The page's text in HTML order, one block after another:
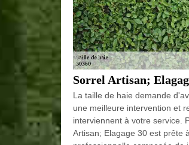
Sorrel Artisan;
La taille de haie demande
une meilleure intervention et
interviennent à votre service.
Artisan; Elagage 30 est prête